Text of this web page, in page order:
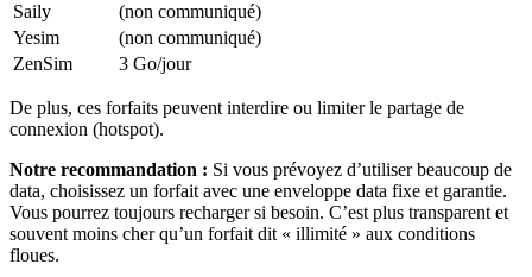
Saily
(non communiqué)
Yesim
(non communiqué)
ZenSim
3 Go/jour
De plus, ces forfaits peuvent interdire ou limiter le partage de
connexion (hotspot).
Notre recommandation : Si vous prévoyez d’utiliser beaucoup de
data, choisissez un forfait avec une enveloppe data fixe et garantie.
Vous pourrez toujours recharger si besoin. C’est plus transparent et
souvent moins cher qu’un forfait dit « illimité » aux conditions
floues.